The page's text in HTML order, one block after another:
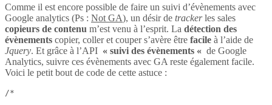
Comme il est encore possible de faire un suivi d’évènements avec
Google analytics (Ps : Not GA), un désir de trackerles sales
copieurs de contenu m’est venu à l’esprit. La détection des
évènements copier, coller et couper s’avère être facile à l’aide de
Jquery. Et grâce à l’API « suivi des évènements « de Google
Analytics, suivre ces évènements avec GA reste également facile.
Voici le petit bout de code de cette astuce :
/*